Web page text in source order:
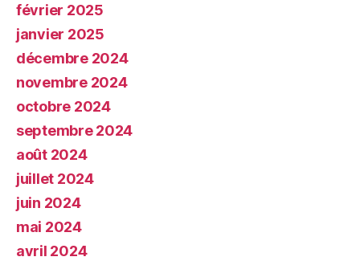
février 2025
janvier 2025
décembre 2024
novembre 2024
octobre 2024
septembre 2024
août 2024
juillet 2024
juin 2024
mai 2024
avril 2024